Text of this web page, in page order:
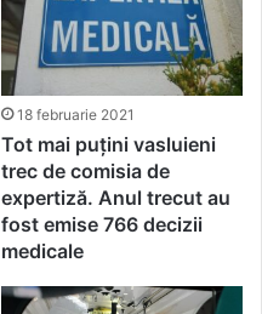
18 februarie 2021
Tot mai puțini vasluieni
trec de comisia de
expertiză. Anul trecut au
fost emise 766 decizii
medicale